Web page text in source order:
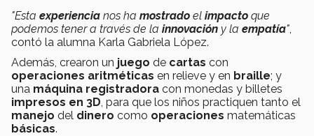
"Esta experiencia nos ha mostrado el impacto que
podemos tener a través de la innovación y la empatía"
contó la alumna Karla Gabriela López.
Además, crearon un juego de cartas con
operaciones aritméticas en relieve y en braille; y
una máquina registradora con monedas y billetes
impresos en 3D , para que los niños practiquen tanto el
manejo del dinero como operaciones matemáticas
básicas.